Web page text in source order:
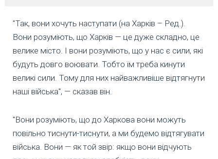
"Так, вони хочуть наступати (на Харків – Ред.).
Вони розуміють, що Харків — це дуже складно, це
велике місто. І вони розуміють, що у нас є сили, які
будуть довго воювати. Тобто їм треба кинути
великі сили. Тому для них найважливіше відтягнути
наші війська", — сказав він.
"Вони розуміють, що до Харкова вони можуть
повільно тиснути-тиснути, а ми будемо відтягувати
війська. Вони — як той звір: якщо вони відчують